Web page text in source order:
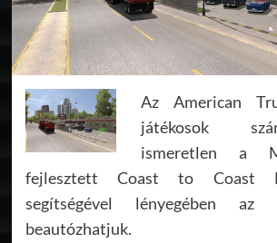
Az American
játékosok
ismeretlen a
fejlesztett Coast to Coast
segítségével lényegében az
beautózhatjuk.